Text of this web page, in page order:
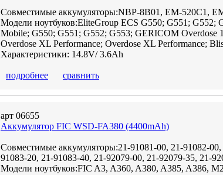
Совместимые аккумуляторы:NBP-8B01, EM-520C1,
Модели ноутбуков:EliteGroup ECS G550; G551;
Mobile; G550; G551; G552; G553; GERICOM Overdose
Overdose XL Performance; Overdose XL Performance;
Характеристики: 14.8V/ 3.6Ah
подробнее сравнить
арт 06655
Аккумулятор FIC WSD-FA380 (4400mAh)
Совместимые аккумуляторы:21-91081-00, 21-91082-
91083-20, 21-91083-40, 21-92079-00, 21-92079-35, 21-
Модели ноутбуков:FIC A3, A360, A380, A385, A386,